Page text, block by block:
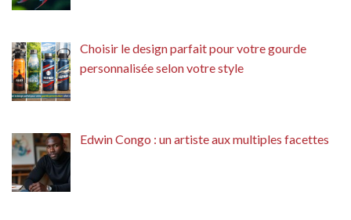
Choisir le design parfait pour votre gourde
personnalisée selon votre style
Edwin Congo : un artiste aux multiples facettes